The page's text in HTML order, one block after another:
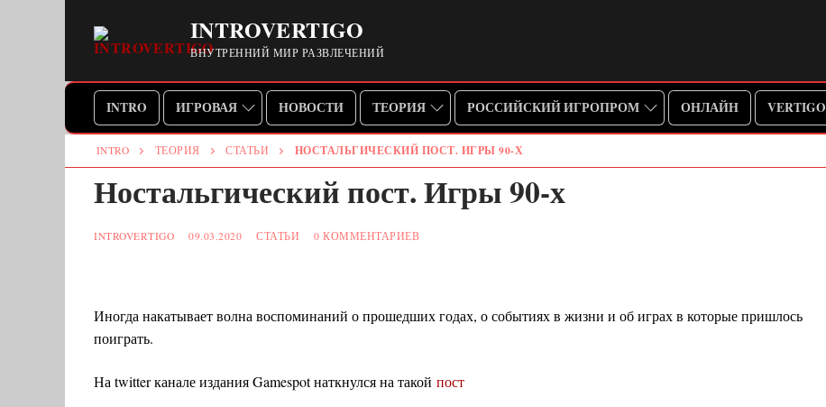
содержимому
INTROVERTIGO
ВНУТРЕННИЙ МИР РАЗВЛЕЧЕНИЙ
INTRO ИГРОВАЯ НОВОСТИ ТЕОРИЯ РОССИЙСКИЙ ИГРОПРОМ ОНЛАЙН VERTIGO
Тренды TWITCH и STEAM
INTRO ТЕОРИЯ СТАТЬИ НОСТАЛЬГИЧЕСКИЙ ПОСТ. ИГРЫ 90-Х
Ностальгический пост. Игры 90-х
INTROVERTIGO 09.03.2020 СТАТЬИ 0 КОММЕНТАРИЕВ
Иногда накатывает волна воспоминаний о прошедших годах, о событиях в жизни и об играх в которые пришлось
поиграть.
На twitter канале издания Gamespot наткнулся на такой пост